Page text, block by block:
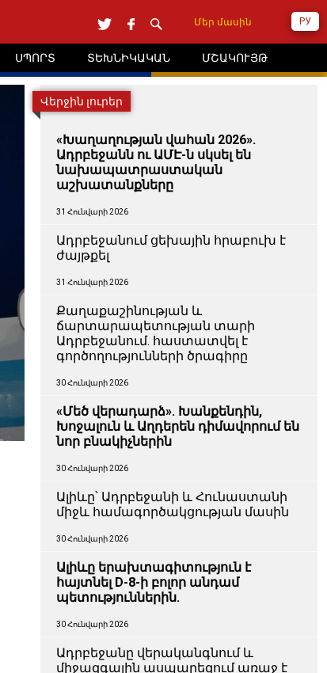
РУ
Մեր մասին
ՍՊՈՐՏ ՏԵԽՆԻԿԱԿԱՆ ՄՇԱԿՈՒՅԹ
Վերջին լուրեր
«Խաղաղության վահան 2026».
Ադրբեջանն ու ԱՄԷ-ն սկսել են
նախապատրաստական ​​
աշխատանքները
31 Հունվարի 2026
Ադրբեջանում ցեխային հրաբուխ է
ժայթքել
31 Հունվարի 2026
Քաղաքաշինության և
ճարտարապետության տարի
Ադրբեջանում. հաստատվել է
գործողությունների ծրագիրը
30 Հունվարի 2026
«Մեծ վերադարձ». Խանքենդին,
Խոջալուն և Աղդերեն դիմավորում են
նոր բնակիչներին
30 Հունվարի 2026
Ալիևը՝ Ադրբեջանի և Հունաստանի
միջև համագործակցության մասին
30 Հունվարի 2026
Ալիևը երախտագիտություն է
հայտնել D-8-ի բոլոր անդամ
պետություններին.
30 Հունվարի 2026
Ադրբեջանը վերականգնում և
միջազգային ասպարեզում առաջ է